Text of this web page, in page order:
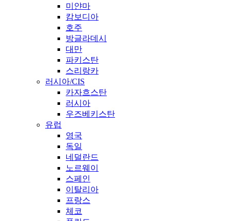
미얀마
캄보디아
호주
방글라데시
대만
파키스탄
스리랑카
러시아/CIS
카자흐스탄
러시아
우즈베키스탄
유럽
영국
독일
네덜란드
노르웨이
스페인
이탈리아
프랑스
체코